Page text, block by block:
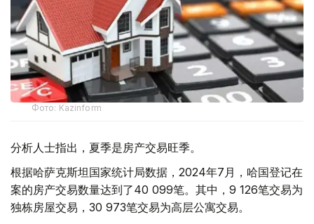
Фото: Kazinform
分析人士指出，夏季是房产交易旺季。
根据哈萨克斯坦国家统计局数据，2024年7月，哈国登记在
案的房产交易数量达到了40 099笔。其中，9 126笔交易为
独栋房屋交易，30 973笔交易为高层公寓交易。